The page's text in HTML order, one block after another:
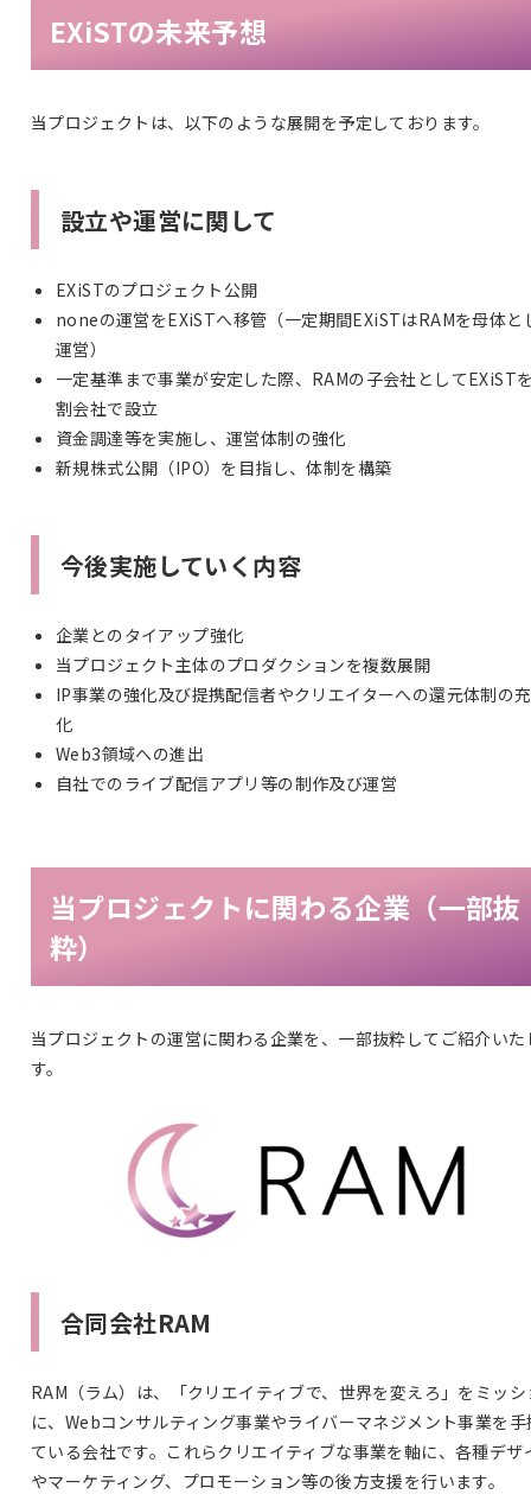
EXiSTの未来予想
当プロジェクトは、以下のような展開を予定しております。
設立や運営に関して
EXiSTのプロジェクト公開
noneの運営をEXiSTへ移管（一定期間EXiSTはRAMを母体と
運営）
一定基準まで事業が安定した際、RAMの子会社としてEXiST
割会社で設立
資金調達等を実施し、運営体制の強化
新規株式公開（IPO）を目指し、体制を構築
今後実施していく内容
企業とのタイアップ強化
当プロジェクト主体のプロダクションを複数展開
IP事業の強化及び提携配信者やクリエイターへの還元体制の
化
Web3領域への進出
自社でのライブ配信アプリ等の制作及び運営
当プロジェクトに関わる企業（一部抜
粋）
当プロジェクトの運営に関わる企業を、一部抜粋してご紹介いた
す。
合同会社RAM
RAM（ラム）は、「クリエイティブで、世界を変えろ」をミッシ
に、Webコンサルティング事業やライバーマネジメント事業を手
ている会社です。これらクリエイティブな事業を軸に、各種デザ
やマーケティング、プロモーション等の後方支援を行います。